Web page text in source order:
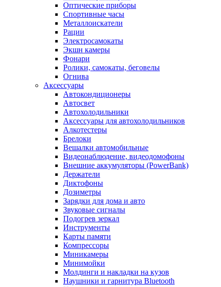
Оптические приборы
Спортивные часы
Металлоискатели
Рации
Электросамокаты
Экшн камеры
Фонари
Ролики, самокаты, беговелы
Огнива
Аксессуары
Автокондиционеры
Aвтосвет
Автохолодильники
Аксессуары для автохолодильников
Алкотестеры
Брелоки
Вешалки автомобильные
Видеонаблюдение, видеодомофоны
Внешние аккумуляторы (PowerBank)
Держатели
Диктофоны
Дозиметры
Зарядки для дома и авто
Звуковые сигналы
Подогрев зеркал
Инструменты
Карты памяти
Компрессоры
Миникамеры
Минимойки
Молдинги и накладки на кузов
Наушники и гарнитура Bluetooth